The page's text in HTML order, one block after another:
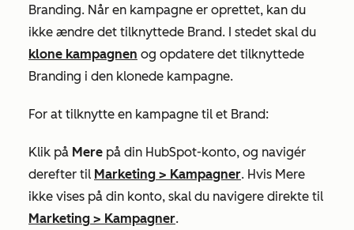
Branding. Når en kampagne er oprettet, kan du
ikke ændre det tilknyttede Brand. I stedet skal du
klone kampagnen og opdatere det tilknyttede
Branding i den klonede kampagne.
For at tilknytte en kampagne til et Brand:
Klik på Mere på din HubSpot-konto, og navigér
derefter til Marketing > Kampagner. Hvis Mere
ikke vises på din konto, skal du navigere direkte til
Marketing > Kampagner.